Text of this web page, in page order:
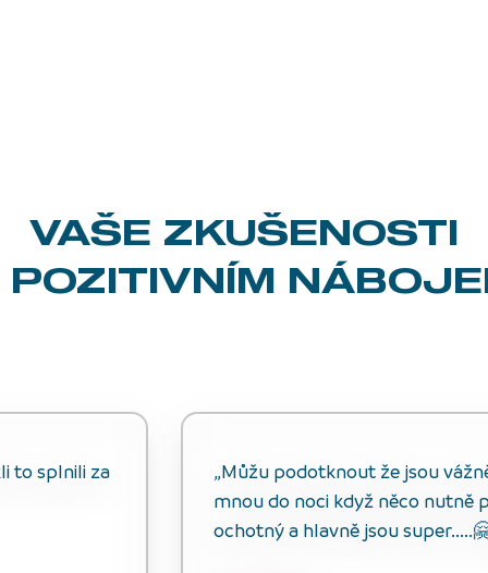
VAŠE ZKUŠENOSTI
POZITIVNÍM
to splnili za
„Můžu podotknout že jsou
mnou do noci když něco nutně
ochotný a hlavně jsou